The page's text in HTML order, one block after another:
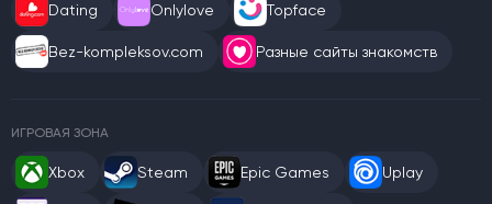
Dating Onlylove Topface
Bez-kompleksov.com Разные сайты знакомств
ИГРОВАЯ ЗОНА
Xbox Steam Epic Games Uplay